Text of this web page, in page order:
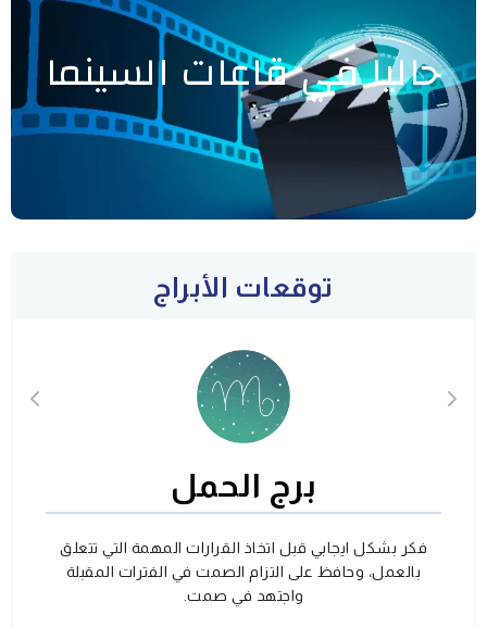
حاليا في قاعات السينما
توقعات الأبراج
برج الحمل
فكر بشكل ايجابي قبل اتخاذ القرارات المهمة التي تتعلق
بالعمل، وحافظ على التزام الصمت في الفترات المقبلة
واجتهد في صمت.